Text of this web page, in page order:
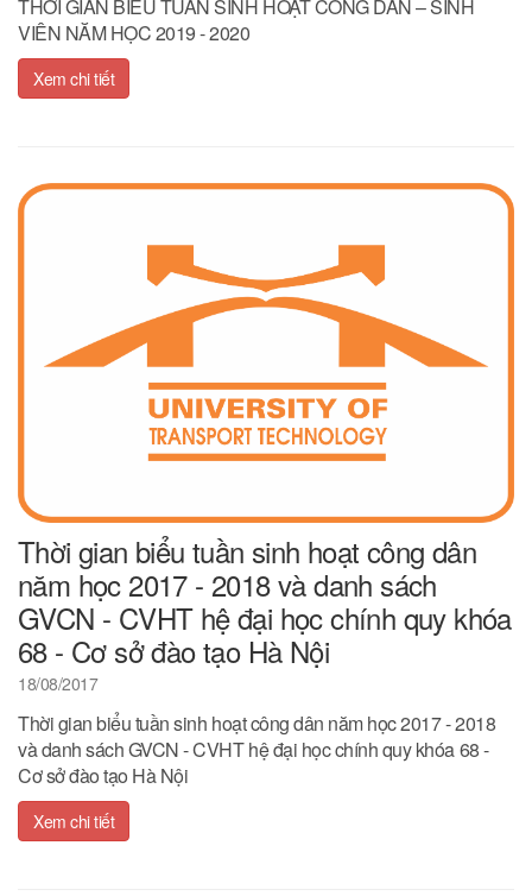
THỜI GIAN BIỂU TUẦN SINH HOẠT CÔNG DÂN – SINH
VIÊN NĂM HỌC 2019 - 2020
Xem chi tiết
Thời gian biểu tuần sinh hoạt công dân
năm học 2017 - 2018 và danh sách
GVCN - CVHT hệ đại học chính quy khóa
68 - Cơ sở đào tạo Hà Nội
18/08/2017
Thời gian biểu tuần sinh hoạt công dân năm học 2017 - 2018
và danh sách GVCN - CVHT hệ đại học chính quy khóa 68 -
Cơ sở đào tạo Hà Nội
Xem chi tiết